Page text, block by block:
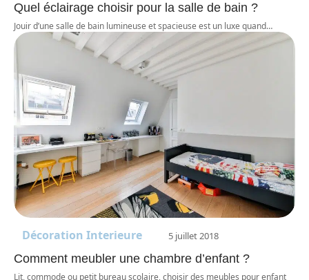
Quel éclairage choisir pour la salle de bain ?
Jouir d’une salle de bain lumineuse et spacieuse est un luxe quand…
Décoration Interieure 5 juillet 2018
Comment meubler une chambre d’enfant ?
Lit, commode ou petit bureau scolaire, choisir des meubles pour enfant